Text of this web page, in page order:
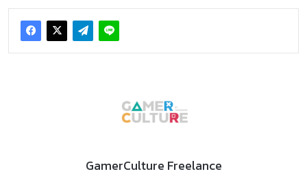
GamerCulture Freelance